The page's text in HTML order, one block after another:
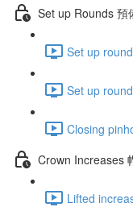
Set up Rounds 預
Set up
Set up
Closing
Crown Increases
Lifted